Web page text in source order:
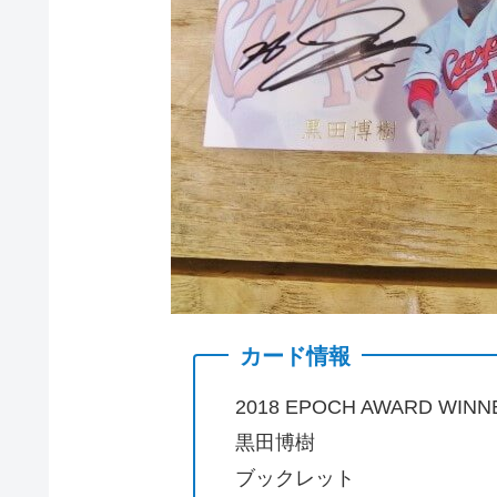
カード情報
2018 EPOCH AWARD
黒田博樹
ブックレット